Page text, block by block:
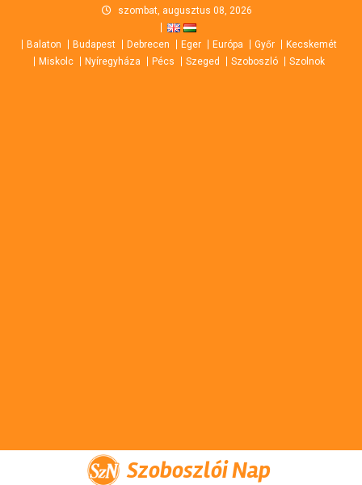
content
szombat, augusztus 08, 2026
Balaton Budapest Debrecen Eger Európa Győr
Kecskemét
Miskolc
Nyíregyháza Pécs Szeged Szoboszló Szolnok
Szoboszlói Nap